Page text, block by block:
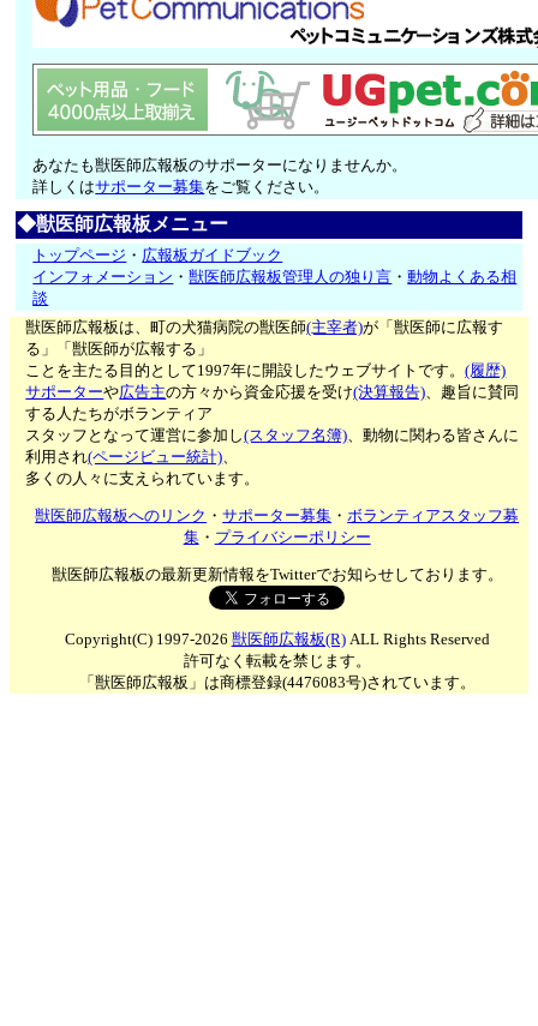
あなたも獣医師広報板のサポーターになりませんか。
詳しくはサポーター募集をご覧ください。
◆獣医師広報板メニュー
トップページ ・ 広報板ガイドブック
インフォメーション ・獣医師広報板管理人の独り言 ・動物よくある相
談
獣医師広報板は、町の犬猫病院の獣医師(主宰者)が「獣医師に広報す
る」「獣医師が広報する」
ことを主たる目的として1997年に開設したウェブサイトです。(履歴)
サポーターや広告主の方々から資金応援を受け(決算報告)、趣旨に賛同
する人たちがボランティア
スタッフとなって運営に参加し(スタッフ名簿)、動物に関わる皆さんに
利用され(ページビュー統計)、
多くの人々に支えられています。
獣医師広報板へのリンク ・サポーター募集 ・ボランティアスタッフ募
集・ プライバシーポリシー
獣医師広報板の最新更新情報をTwitterでお知らせしております。
Copyright(C) 1997-2026 獣医師広報板(R)ALL Rights Reserved
許可なく転載を禁じます。
「獣医師広報板」は商標登録(4476083号)されています。